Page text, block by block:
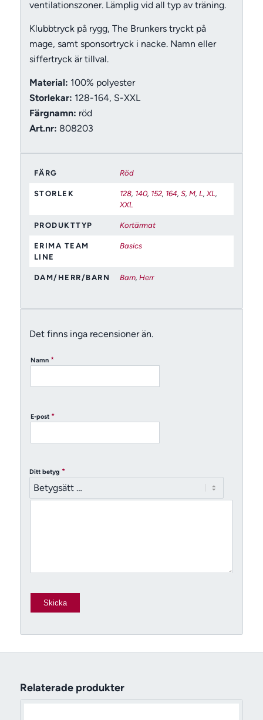
ventilationszoner. Lämplig vid all typ av träning.
Klubbtryck på rygg, The Brunkers tryckt på
mage, samt sponsortryck i nacke. Namn eller
siffertryck är tillval.
Material: 100% polyester
Storlekar: 128-164, S-XXL
Färgnamn: röd
Art.nr: 808203
FÄRG Röd
STORLEK 128, 140, 152, 164, S, M, L,XL,
XXL
PRODUKTTYP Kortärmat
ERIMA TEAM
LINE
Basics
DAM/HERR/BARN Barn, Herr
Det finns inga recensioner än.
Namn *
E-post *
Ditt betyg *
Relaterade produkter